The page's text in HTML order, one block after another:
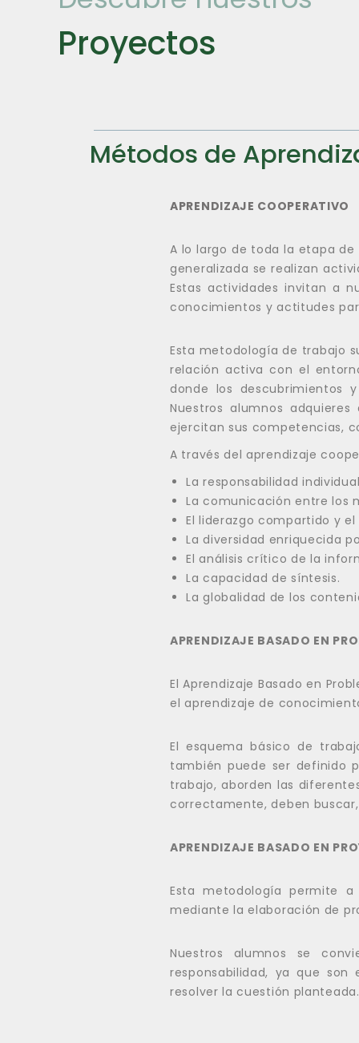
Proyectos
Métodos de
APRENDIZAJE COOPERATIVO
A lo largo de toda la etapa de
generalizada se realizan
Estas actividades invitan a
conocimientos y actitudes
Esta metodología de trabajo
relación activa con el
donde los descubrimientos
Nuestros alumnos
ejercitan sus competencias,
A través del aprendizaje
La responsabilidad
La comunicación entre los
El liderazgo compartido y
La diversidad enriquecida
El análisis crítico de la
La capacidad de síntesis.
La globalidad de los
APRENDIZAJE BASADO EN
El Aprendizaje Basado en
el aprendizaje de
El esquema básico de
también puede ser definido
trabajo, aborden las
correctamente, deben
APRENDIZAJE BASADO EN
Esta metodología permite
mediante la elaboración de
Nuestros alumnos se
responsabilidad, ya que
resolver la cuestión